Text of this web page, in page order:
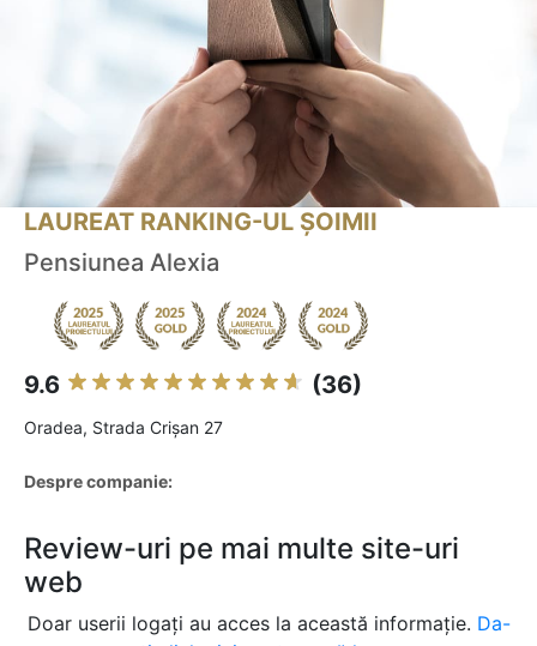
LAUREAT RANKING-UL ȘOIMII
Pensiunea Alexia
9.6 (36)
Oradea, Strada Crișan 27
Despre companie:
Review-uri pe mai multe site-uri
web
Doar userii logați au acces la această informație. Da-